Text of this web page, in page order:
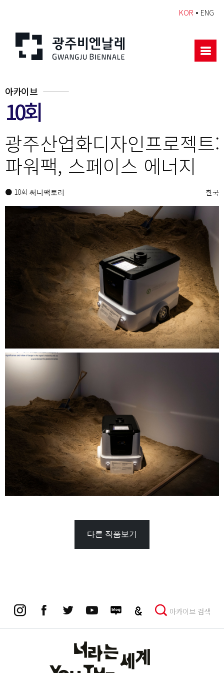
KOR • ENG
아카이브
10회
광주산업화디자인프로젝트:
파워팩, 스페이스 에너지
● 10회 써니팩토리 한국
다른 작품보기
아카이브 검색